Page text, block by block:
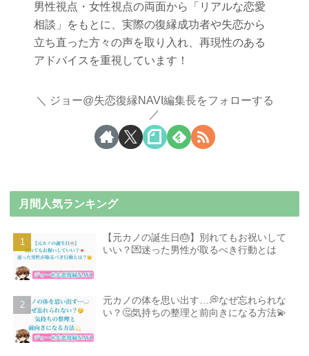
男性視点・女性視点の両面から「リアルな恋愛
相談」をもとに、実際の復縁成功者や失恋から
立ち直った方々の声を取り入れ、再現性のある
アドバイスを重視しています！
ジョー@失恋復縁NAVI編集長をフォローする
月間人気ランキング
【元カノの誕生日🎂】別れてもお祝いして
いい？💌迷った男性が取るべき行動とは
元カノの体を思い出す…💭なぜ忘れられな
い？🤔気持ちの整理と前向きになる方法💫